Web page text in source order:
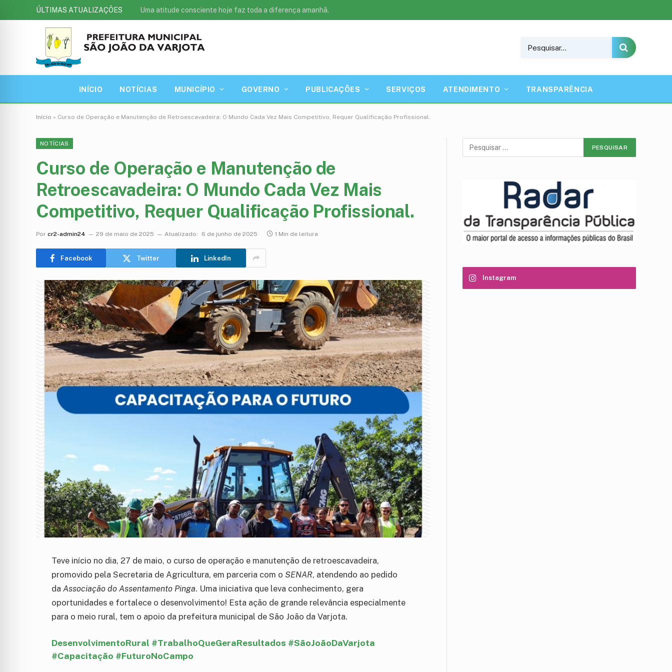
ÚLTIMAS ATUALIZAÇÕES Uma atitude consciente hoje faz toda a diferença amanhã.
INÍCIO NOTÍCIAS MUNICÍPIO GOVERNO PUBLICAÇÕES SERVIÇOS ATENDIMENTO TRANSPARÊNCIA
Início » Curso de Operação e Manutenção de Retroescavadeira: O Mundo Cada Vez Mais Competitivo, Requer Qualificação Profissional.
NOTÍCIAS
Curso de Operação e Manutenção de
Retroescavadeira: O Mundo Cada Vez Mais
Competitivo, Requer Qualificação Profissional.
Por cr2-admin24 29 de maio de 2025 Atualizado: 6 de junho de 2025 1 Min de leitura
Facebook Twitter LinkedIn
Teve início no dia, 27 de maio, o curso de operação e manutenção de retroescavadeira,
promovido pela Secretaria de Agricultura, em parceria com o SENAR, atendendo ao pedido
da Associação do Assentamento Pinga. Uma iniciativa que leva conhecimento, gera
oportunidades e fortalece o desenvolvimento! Esta ação de grande relevância especialmente
para o meio rural, tem o apoio da prefeitura municipal de São João da Varjota.
DesenvolvimentoRural #TrabalhoQueGeraResultados #SãoJoãoDaVarjota
#Capacitação #FuturoNoCampo
Instagram